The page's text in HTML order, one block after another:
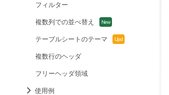
フィルター
複数列での並べ替え
テーブルシートのテーマ
複数行のヘッダ
フリーヘッダ領域
使用例